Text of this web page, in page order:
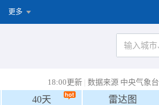
更多
18:00更新 | 数据来源 中央气象台
40天 雷达图